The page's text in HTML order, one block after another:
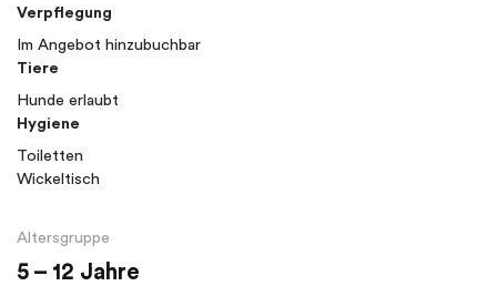
Verpflegung
Im Angebot hinzubuchbar
Tiere
Hunde erlaubt
Hygiene
Toiletten
Wickeltisch
Altersgruppe
5 – 12 Jahre